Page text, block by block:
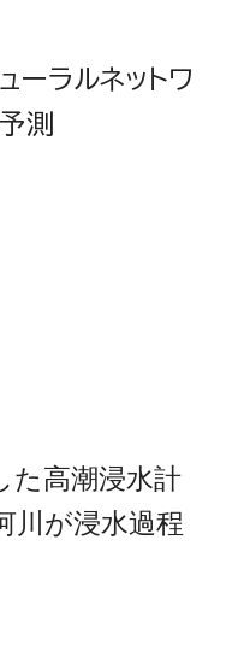
ーラルネットワ
測
た高潮浸水計
川が浸水過程